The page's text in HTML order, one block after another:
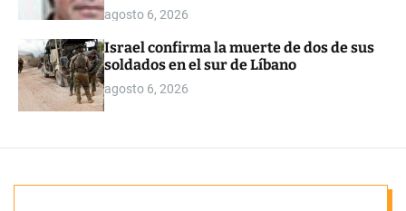
agosto 6, 2026
Israel confirma la muerte de dos de sus
soldados en el sur de Líbano
agosto 6, 2026